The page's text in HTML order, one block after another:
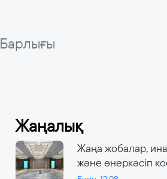
Барлығы
Жаңалық
Жаңа жобалар,
және өнеркәсіп